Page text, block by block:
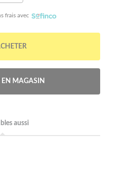
frais avec
EN MAGASIN
aussi